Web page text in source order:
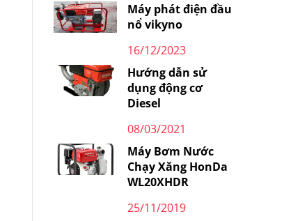
Máy phát điện đầu
nổ vikyno
16/12/2023
Hướng dẫn sử
dụng động cơ
Diesel
08/03/2021
Máy Bơm Nước
Chạy Xăng HonDa
WL20XHDR
25/11/2019